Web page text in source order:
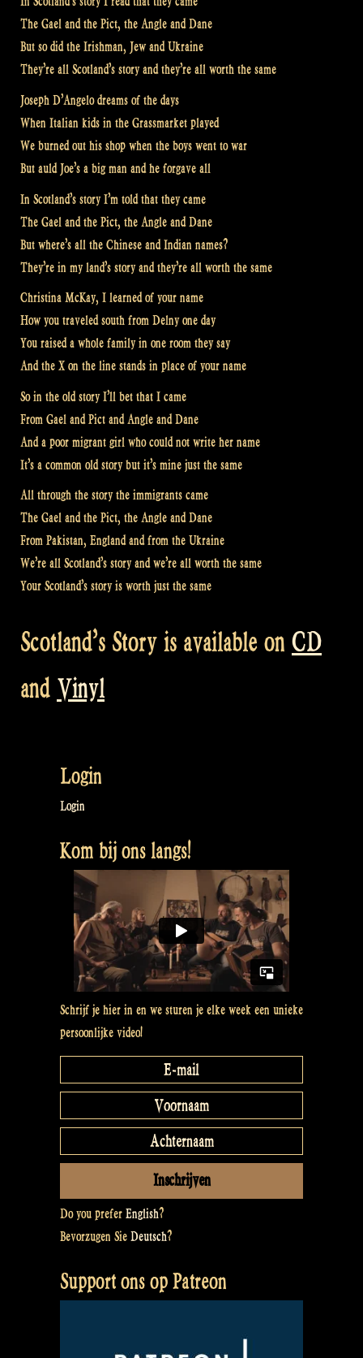
The Gael and the Pict, the Angle and Dane
But so did the Irishman, Jew and Ukraine
They’re all Scotland’s story and they’re all worth the same
Joseph D’Angelo dreams of the days
When Italian kids in the Grassmarket played
We burned out his shop when the boys went to war
But auld Joe’s a big man and he forgave all
In Scotland’s story I’m told that they came
The Gael and the Pict, the Angle and Dane
But where’s all the Chinese and Indian names?
They’re in my land’s story and they’re all worth the same
Christina McKay, I learned of your name
How you traveled south from Delny one day
You raised a whole family in one room they say
And the X on the line stands in place of your name
So in the old story I’ll bet that I came
From Gael and Pict and Angle and Dane
And a poor migrant girl who could not write her name
It’s a common old story but it’s mine just the same
All through the story the immigrants came
The Gael and the Pict, the Angle and Dane
From Pakistan, England and from the Ukraine
We’re all Scotland’s story and we’re all worth the same
Your Scotland’s story is worth just the same
Scotland’s Story is available on CD
and Vinyl
Login
Login
Kom bij ons langs!
Schrijf je hier in en we sturen je elke week een unieke
persoonlijke video!
Do you prefer English?
Bevorzugen Sie Deutsch?
Support ons op Patreon